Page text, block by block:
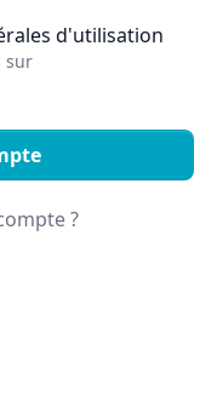
d'utilisation
sur
?